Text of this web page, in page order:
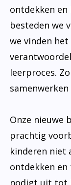
ontdekken en
besteden we
we vinden
leerproces.
Onze nieuwe
prachtig
kinderen niet
ontdekken
nodigt uit tot